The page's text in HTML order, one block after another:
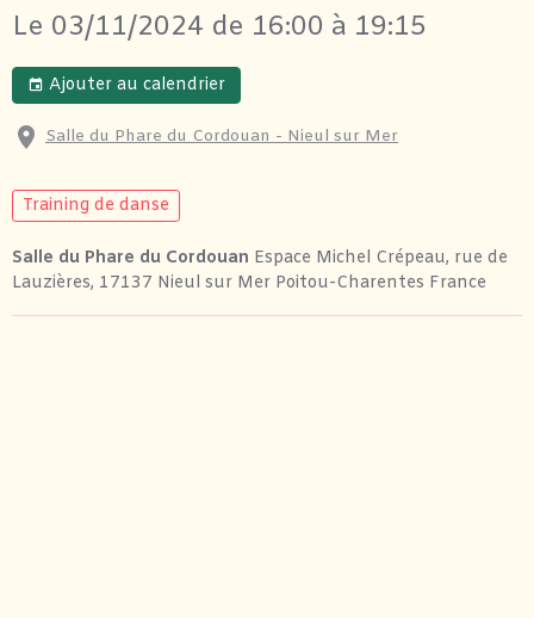
Le 03/11/2024 de 16:00 à 19:15
Ajouter au calendrier
Salle du Phare du Cordouan - Nieul sur Mer
Training de danse
Salle du Phare du Cordouan Espace Michel Crépeau, rue de
Lauzières, 17137 Nieul sur Mer Poitou-Charentes France